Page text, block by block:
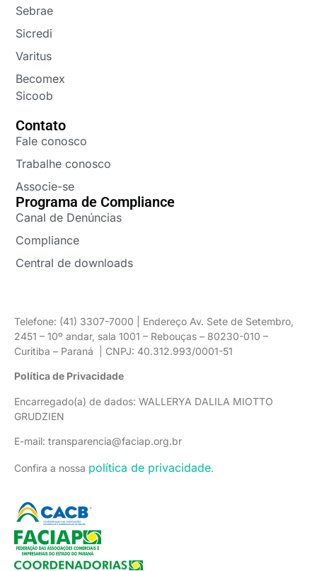
Sebrae
Sicredi
Varitus
Becomex
Sicoob
Contato
Fale conosco
Trabalhe conosco
Associe-se
Programa de Compliance
Canal de Denúncias
Compliance
Central de downloads
Telefone: (41) 3307-7000 | Endereço Av. Sete de Setembro,
2451 – 10º andar, sala 1001 – Rebouças – 80230-010 –
Curitiba – Paraná | CNPJ: 40.312.993/0001-51
Política de Privacidade
Encarregado(a) de dados: WALLERYA DALILA MIOTTO
GRUDZIEN
E-mail: transparencia@faciap.org.br
Confira a nossa política de privacidade.